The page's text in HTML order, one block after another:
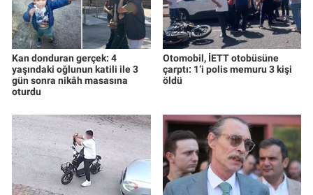
Kan donduran gerçek: 4
yaşındaki oğlunun katili ile 3
gün sonra nikâh masasına
oturdu
Otomobil, İETT otobüsüne
çarptı: 1’i polis memuru 3 kişi
öldü